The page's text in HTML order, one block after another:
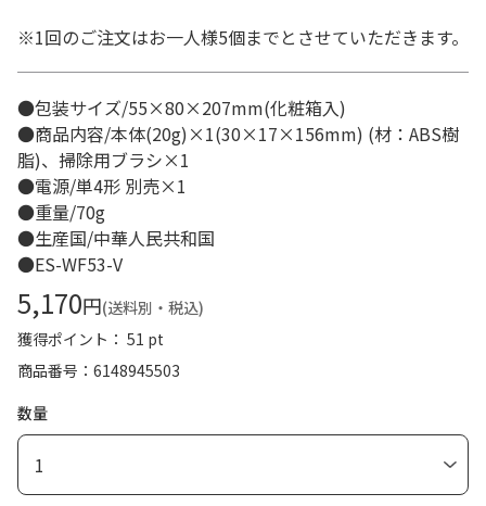
※1回のご注文はお一人様5個までとさせていただきます。
●包装サイズ/55×80×207mm(化粧箱入)
●商品内容/本体(20g)×1(30×17×156mm) (材：ABS樹
脂)、掃除用ブラシ×1
●電源/単4形 別売×1
●重量/70g
●生産国/中華人民共和国
●ES-WF53-V
5,170円(送料別・税込)
獲得ポイント： 51 pt
商品番号
6148945503
数量
1